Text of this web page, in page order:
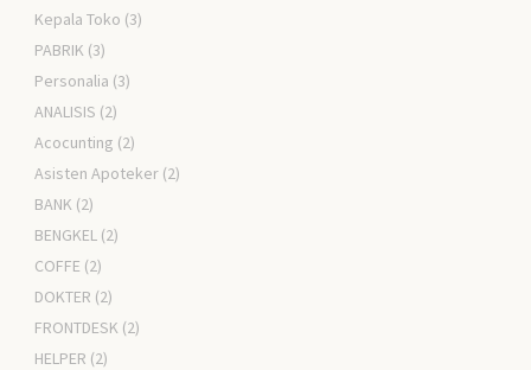
Kepala Toko (3)
PABRIK (3)
Personalia (3)
ANALISIS (2)
Acocunting (2)
Asisten Apoteker (2)
BANK (2)
BENGKEL (2)
COFFE (2)
DOKTER (2)
FRONTDESK (2)
HELPER (2)